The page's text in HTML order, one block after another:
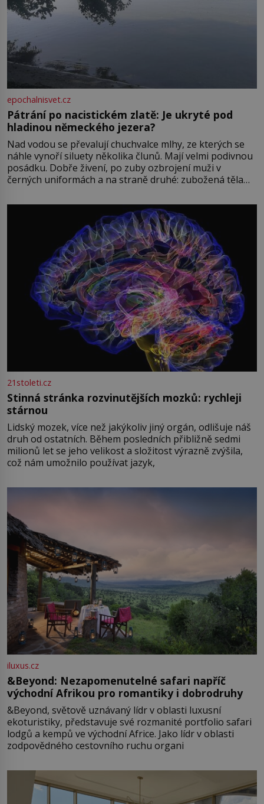
epochalnisvet.cz
Pátrání po nacistickém zlatě: Je ukryté pod
hladinou německého jezera?
Nad vodou se převalují chuchvalce mlhy, ze kterých se
náhle vynoří siluety několika člunů. Mají velmi podivnou
posádku. Dobře živení, po zuby ozbrojení muži v
černých uniformách a na straně druhé: zubožená těla
přízračná scéna znamená? Je jaro roku 1945, druhá
světová válka se chýlí ke konci. Jezero Stolpsee
21stoleti.cz
Stinná stránka rozvinutějších mozků: rychleji
stárnou
Lidský mozek, více než jakýkoliv jiný orgán, odlišuje náš
druh od ostatních. Během posledních přibližně sedmi
milionů let se jeho velikost a složitost výrazně zvýšila,
což nám umožnilo používat jazyk,
iluxus.cz
&Beyond: Nezapomenutelné safari napříč
východní Afrikou pro romantiky i dobrodruhy
&Beyond, světově uznávaný lídr v oblasti luxusní
ekoturistiky, představuje své rozmanité portfolio safari
lodgů a kempů ve východní Africe. Jako lídr v oblasti
zodpovědného cestovního ruchu organi